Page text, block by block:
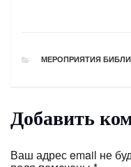
РУБРИКИ
МЕРОПРИЯТИЯ
Добавить
Ваш адрес email не